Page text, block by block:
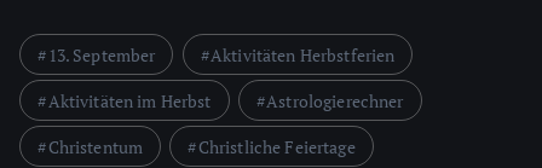
13. September
Aktivitäten Herbstferien
Aktivitäten im Herbst
Astrologierechner
Christentum
Christliche Feiertage